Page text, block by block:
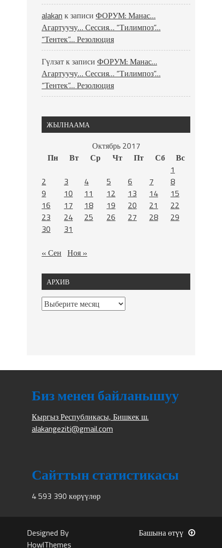
alakan к записи ФОРУМ: Манас…
Агартуучу… Сессия… “Тилимпоз”…
“Тентек”… Резолюция
Гүлзатк записи ФОРУМ: Манас…
Агартуучу… Сессия… “Тилимпоз”…
“Тентек”… Резолюция
ЖЫЛНААМА
Октябрь 2017
Пн
Вт Ср Чт Пт Сб
Вс
1
2
3 4 5 6 7
8
9
10 11 12 13 14
15
16
17 18 19 20 21
22
23
24 25 26 27 28
29
30
31
« Сен Ноя »
АРХИВ
Биз менен байланышуу
Кыргыз Республикасы, Бишкек ш.
alakangeziti@gmail.com
Сайттын статистикасы
4 593 390 көрүүлөр
Designed By
HowlThemes
Башына өтүү